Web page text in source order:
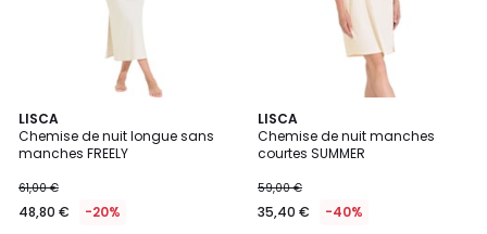
LISCA
Chemise de nuit longue sans
manches FREELY
61,00 €
48,80 € -20%
2
Couleurs
LISCA
Chemise de nuit manches
courtes SUMMER
59,00 €
35,40 € -40%